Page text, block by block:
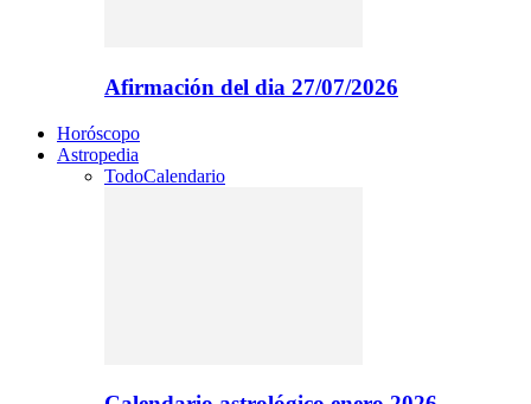
Afirmación del dia 27/07/2026
Horóscopo
Astropedia
TodoCalendario